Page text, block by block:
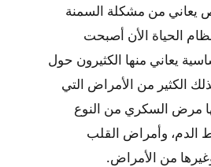
من مشكلة السمنة
الحياة الأن أصبحت
يعاني منها الكثيرون حول
الكثير من الأمراض التي
مرض السكري من النوع
الدم، وأمراض القلب
من الأمراض.